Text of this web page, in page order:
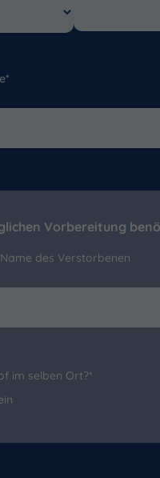
Vorbereitung
des Verstorbenen
im selben Ort?*